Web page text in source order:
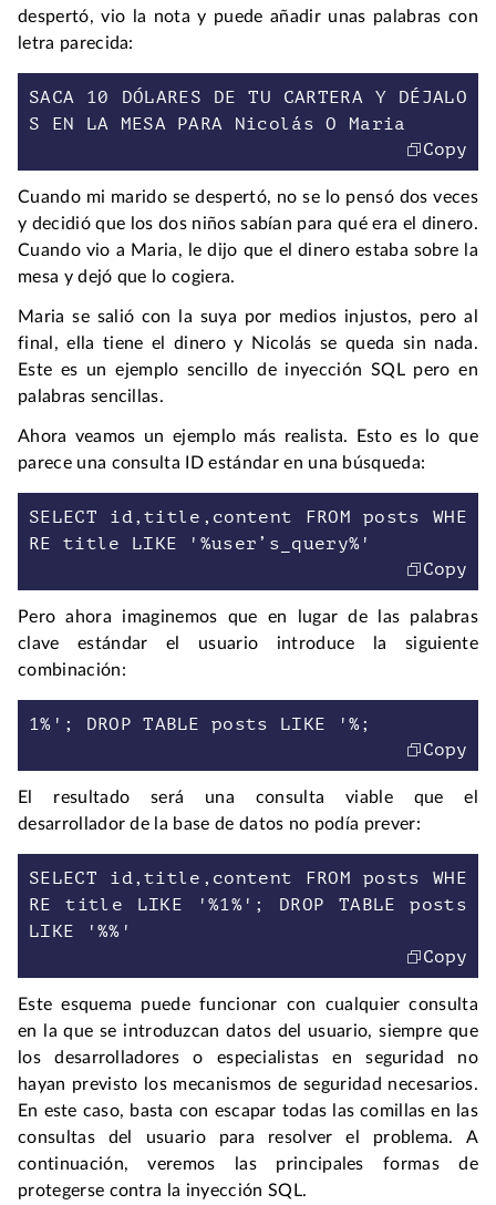
despertó, vio la nota y puede añadir unas palabras con
letra parecida:
SACA 10 DÓLARES DE TU CARTERA Y DÉJALO
Copy
Cuando mi marido se despertó, no se lo pensó dos veces
y decidió que los dos niños sabían para qué era el dinero.
Cuando vio a Maria, le dijo que el dinero estaba sobre la
mesa y dejó que lo cogiera.
Maria se salió con la suya por medios injustos, pero al
final, ella tiene el dinero y Nicolás se queda sin nada.
Este es un ejemplo sencillo de inyección SQL pero en
palabras sencillas.
Ahora veamos un ejemplo más realista. Esto es lo que
parece una consulta ID estándar en una búsqueda:
SELECT id,title,content FROM posts WHE
Copy
Pero ahora imaginemos que en lugar de las palabras
clave estándar el usuario introduce la siguiente
combinación:
Copy
El resultado será una consulta viable que el
desarrollador de la base de datos no podía prever:
SELECT id,title,content FROM posts WHE
RE title LIKE '%1%'; DROP TABLE posts
Copy
Este esquema puede funcionar con cualquier consulta
en la que se introduzcan datos del usuario, siempre que
los desarrolladores o especialistas en seguridad no
hayan previsto los mecanismos de seguridad necesarios.
En este caso, basta con escapar todas las comillas en las
consultas del usuario para resolver el problema. A
continuación, veremos las principales formas de
protegerse contra la inyección SQL.